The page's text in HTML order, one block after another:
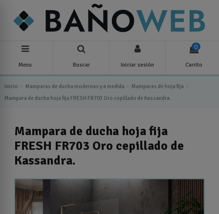
Menu Buscar Iniciar sesión
0
Carrito
Inicio Mamparas de ducha modernas y a medida
Mamparas de hoja fija
Mampara de ducha hoja fija FRESH FR703 Oro cepillado de Kassandra.
Mampara de ducha hoja fija
FRESH FR703 Oro cepillado de
Kassandra.